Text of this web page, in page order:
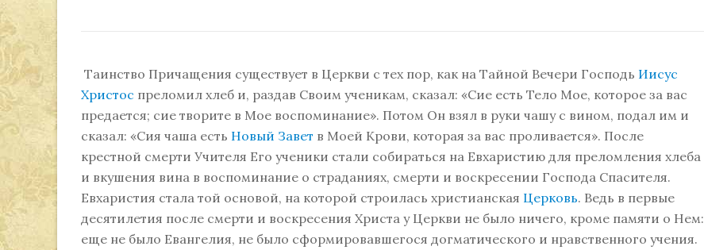
Таинство Причащения существует в Церкви с тех пор, как на Тайной Вечери Господь Иисус
Христос преломил хлеб и, раздав Своим ученикам, сказал: «Сие есть Тело Мое, которое за вас
предается; сие творите в Мое воспоминание». Потом Он взял в руки чашу с вином, подал им и
сказал: «Сия чаша есть Новый Завет в Моей Крови, которая за вас проливается». После
крестной смерти Учителя Его ученики стали собираться на Евхаристию для преломления хлеба
и вкушения вина в воспоминание о страданиях, смерти и воскресении Господа Спасителя.
Евхаристия стала той основой, на которой строилась христианская Церковь. Ведь в первые
десятилетия после смерти и воскресения Христа у Церкви не было ничего, кроме памяти о Нем:
еще не было Евангелия, не было сформировавшегося догматического и нравственного учения.